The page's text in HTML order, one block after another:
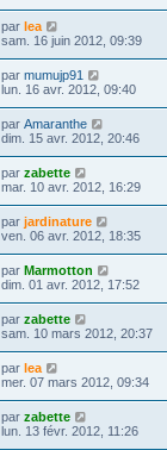
par lea
sam. 16 juin 2012, 09:39
par mumujp91
lun. 16 avr. 2012, 09:40
par Amaranthe
dim. 15 avr. 2012, 20:46
par zabette
mar. 10 avr. 2012, 16:29
par jardinature
ven. 06 avr. 2012, 18:35
par Marmotton
dim. 01 avr. 2012, 17:52
par zabette
sam. 10 mars 2012, 20:37
par lea
mer. 07 mars 2012, 09:34
par zabette
lun. 13 févr. 2012, 11:26